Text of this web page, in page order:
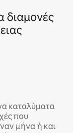
διαμονές
καταλύματα
που
μήνα ή και